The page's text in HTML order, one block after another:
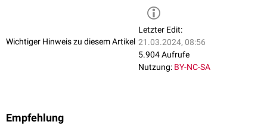
Wichtiger Hinweis zu diesem Artikel
Letzter Edit:
21.03.2024, 08:56
5.904 Aufrufe
Nutzung: BY-NC-SA
Empfehlung